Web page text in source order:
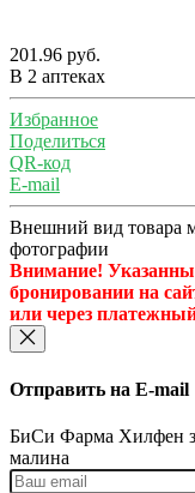
201.96 руб.
В 2 аптеках
Избранное
Поделиться
QR-код
E-mail
Внешний вид товара
фотографии
Внимание!
бронировании на
или через
Отправить на E-mail
БиСи Фарма Хилфен з/
малина